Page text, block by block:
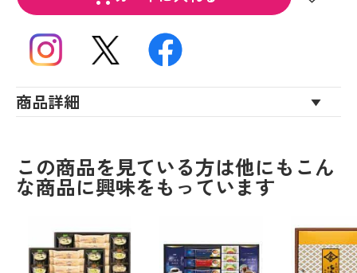
商品詳細
この商品を見ている方は他にもこん
な商品に興味をもっています